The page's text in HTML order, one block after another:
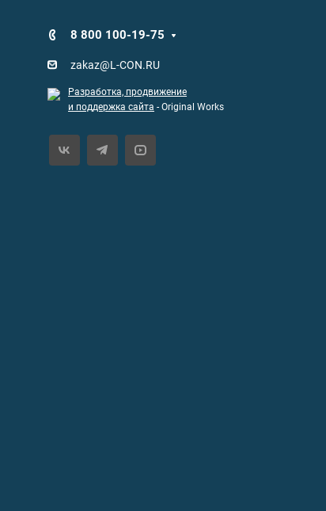
8 800 100-19-75
zakaz@L-CON.RU
Разработка, продвижение
и поддержка сайта - Original Works